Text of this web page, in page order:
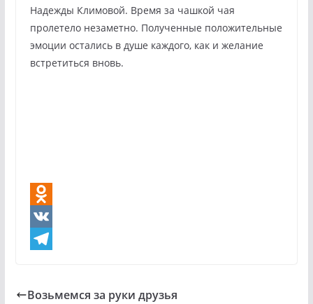
Надежды Климовой. Время за чашкой чая
пролетело незаметно. Полученные положительные
эмоции остались в душе каждого, как и желание
встретиться вновь.
O
d
V
Возьмемся за руки друзья